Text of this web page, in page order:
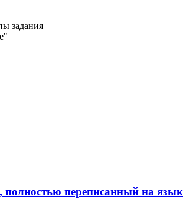
задания
полностью переписанный на